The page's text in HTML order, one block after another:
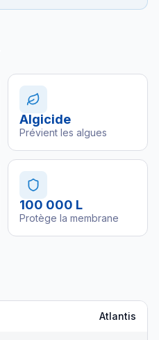
Algicide
Prévient les algues
100 000 L
Protège la membrane
Atlantis